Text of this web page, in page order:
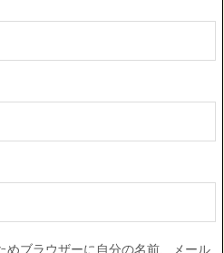
めブラウザーに自分の名前、メール